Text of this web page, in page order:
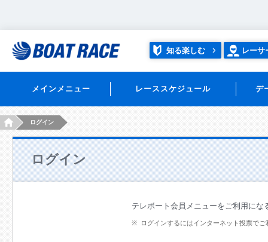
知る楽しむ レーサ
メインメニュー レーススケジュール デ
HOMEログイン
ログイン
テレボート会員メニューをご利用にな
ログインするにはインターネット投票で